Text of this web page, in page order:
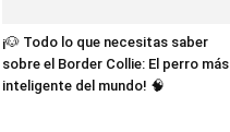
¡🐶 Todo lo que necesitas saber
sobre el Border Collie: El perro más
inteligente del mundo! 🧠